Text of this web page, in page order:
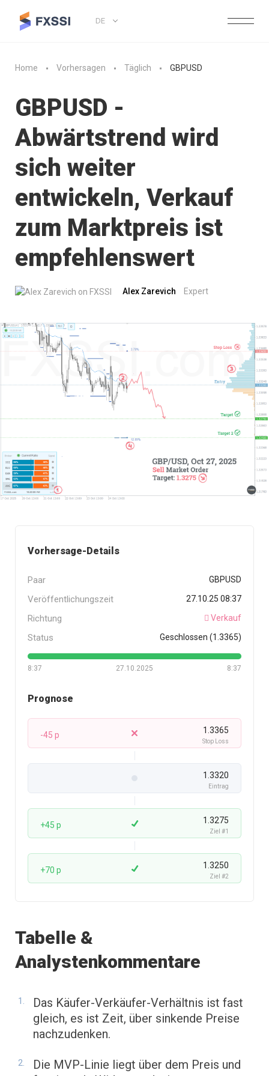
DE
Home Vorhersagen Täglich GBPUSD
GBPUSD -
Abwärtstrend wird
sich weiter
entwickeln, Verkauf
zum Marktpreis ist
empfehlenswert
Alex Zarevich Expert
Vorhersage-Details
Paar GBPUSD
Veröffentlichungszeit 27.10.25 08:37
Richtung Verkauf
Status Geschlossen (1.3365)
8:37 8:37
27.10.2025
Prognose
-45 p 1.3365
Stop Loss
1.3320
Eintrag
+45 p 1.3275
Ziel #1
+70 p 1.3250
Ziel #2
Tabelle &
Analystenkommentare
Das Käufer-Verkäufer-Verhältnis ist fast
gleich, es ist Zeit, über sinkende Preise
nachzudenken.
Die MVP-Linie liegt über dem Preis und